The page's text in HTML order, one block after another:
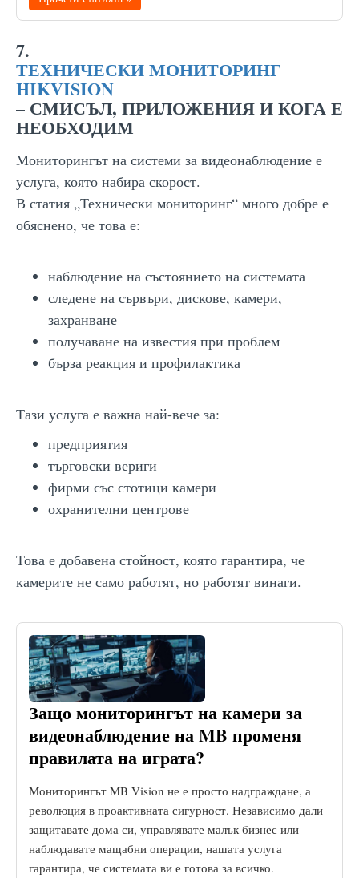
7.
ТЕХНИЧЕСКИ МОНИТОРИНГ
HIKVISION
– СМИСЪЛ, ПРИЛОЖЕНИЯ И КОГА Е
НЕОБХОДИМ
Мониторингът на системи за видеонаблюдение е
услуга, която набира скорост.
В статия „Технически мониторинг“ много добре е
обяснено, че това е:
наблюдение на състоянието на системата
следене на сървъри, дискове, камери,
захранване
получаване на известия при проблем
бърза реакция и профилактика
Тази услуга е важна най-вече за:
предприятия
търговски вериги
фирми със стотици камери
охранителни центрове
Това е добавена стойност, която гарантира, че
камерите не само работят, но работят винаги.
Защо мониторингът на камери за
видеонаблюдение на MB променя
правилата на играта?
Мониторингът MB Vision не е просто надграждане, а
революция в проактивната сигурност. Независимо дали
защитавате дома си, управлявате малък бизнес или
наблюдавате мащабни операции, нашата услуга
гарантира, че системата ви е готова за всичко.